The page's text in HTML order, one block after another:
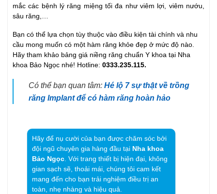
mắc các bệnh lý răng miệng tối đa như viêm lợi, viêm nướu,
sâu răng,…
Bạn có thể lựa chọn tùy thuộc vào điều kiện tài chính và nhu
cầu mong muốn có một hàm răng khỏe đẹp ở mức độ nào.
Hãy tham khảo bảng giá niềng răng chuẩn Y khoa tại Nha
khoa Bảo Ngọc nhé! Hotline: 0333.235.115.
Có thể bạn quan tâm: Hé lộ 7 sự thật về trồng
răng Implant để có hàm răng hoàn hảo
Hãy để nụ cười của bạn được chăm sóc bởi
đội ngũ chuyên gia hàng đầu tại Nha khoa
Bảo Ngọc. Với trang thiết bị hiện đại, không
gian sạch sẽ, thoải mái, chúng tôi cam kết
mang đến cho bạn trải nghiệm điều trị an
toàn, nhẹ nhàng và hiệu quả.